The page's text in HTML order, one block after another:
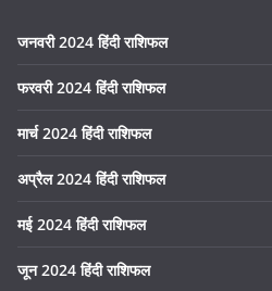
जनवरी 2024 हिंदी राशिफल
फरवरी 2024 हिंदी राशिफल
मार्च 2024 हिंदी राशिफल
अप्रैल 2024 हिंदी राशिफल
मई 2024 हिंदी राशिफल
जून 2024 हिंदी राशिफल